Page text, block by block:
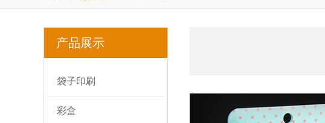
产品展示
袋子印刷
彩盒